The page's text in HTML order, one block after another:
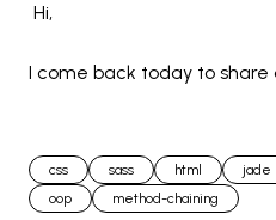
Hi,
I come back today to share
css sass html jade
oop
method-chaining